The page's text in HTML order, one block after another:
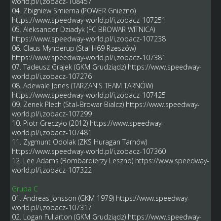
04. Zbigniew Smierna (POWER Gniezno)
https://www.speedway-world.pl/i,zobacz-107251
05. Aleksander Dziadyk (FC BROWAR WITNICA)
https://www.speedway-world.pl/i,zobacz-107238
06. Claus Mynderup (Stal H69 Rzeszów)
https://www.speedway-world.pl/i,zobacz-107381
07. Tadeusz Grajek (GKM Grudziądz) https://www.speedway-
world.pl/i,zobacz-107276
08. Adewale Jones (TARZAN'S TEAM TARNÓW)
https://www.speedway-world.pl/i,zobacz-107425
09. Zenek Plech (Stal-Browar Bialcz) https://www.speedway-
world.pl/i,zobacz-107299
10. Piotr Greczyło (2012) https://www.speedway-
world.pl/i,zobacz-107481
11. Zygmunt Odolak (ZKS Huragan Tarnów)
https://www.speedway-world.pl/i,zobacz-107360
12. Lee Adams (Bombardierzy Leszno) https://www.speedway-
world.pl/i,zobacz-107322
Grupa C
01. Andreas Jonsson (GKM 1979) https://www.speedway-
world.pl/i,zobacz-107317
02. Logan Fullarton (GKM Grudziądz) https://www.speedway-